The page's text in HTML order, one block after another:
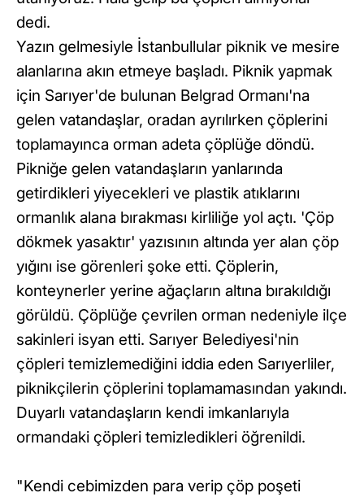
dedi.
Yazın gelmesiyle İstanbullular piknik ve mesire
alanlarına akın etmeye başladı. Piknik yapmak
için Sarıyer'de bulunan Belgrad Ormanı'na
gelen vatandaşlar, oradan ayrılırken çöplerini
toplamayınca orman adeta çöplüğe döndü.
Pikniğe gelen vatandaşların yanlarında
getirdikleri yiyecekleri ve plastik atıklarını
ormanlık alana bırakması kirliliğe yol açtı. 'Çöp
dökmek yasaktır' yazısının altında yer alan çöp
yığını ise görenleri şoke etti. Çöplerin,
konteynerler yerine ağaçların altına bırakıldığı
görüldü. Çöplüğe çevrilen orman nedeniyle ilçe
sakinleri isyan etti. Sarıyer Belediyesi'nin
çöpleri temizlemediğini iddia eden Sarıyerliler,
piknikçilerin çöplerini toplamamasından yakındı.
Duyarlı vatandaşların kendi imkanlarıyla
ormandaki çöpleri temizledikleri öğrenildi.
"Kendi cebimizden para verip çöp poşeti